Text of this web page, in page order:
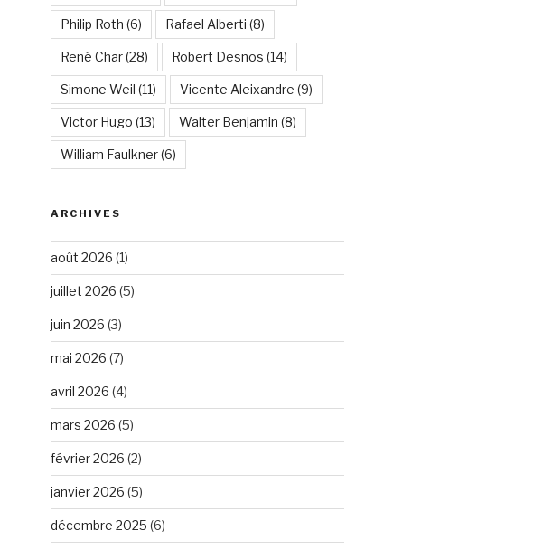
Philip Roth (6) Rafael Alberti (8)
René Char(28) Robert Desnos (14)
Simone Weil (11) Vicente Aleixandre (9)
Victor Hugo (13) Walter Benjamin (8)
William Faulkner(6)
ARCHIVES
août 2026 (1)
juillet 2026 (5)
juin 2026 (3)
mai 2026 (7)
avril 2026 (4)
mars 2026 (5)
février 2026 (2)
janvier 2026 (5)
décembre 2025 (6)